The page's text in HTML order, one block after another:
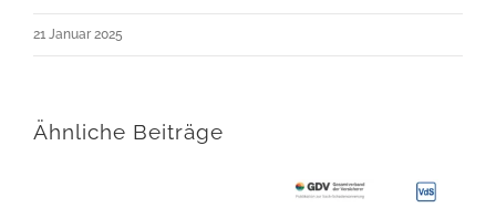
21 Januar 2025
Ähnliche Beiträge